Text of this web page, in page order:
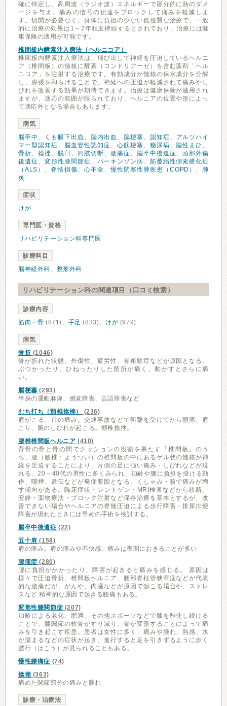
確に特定し、高周波（ラジオ波）エネルギーで部分的に熱のダメ
ージを与え、痛みの信号の伝達をブロックして痛みを軽減しま
す。切開が必要なく、身体に負担の少ない低侵襲な治療で、一般
的に治療の効果は1～2年程度持続するとされており、治療には健
康保険の適用が可能です。
椎間板内酵素注入療法（ヘルニコア）
椎間板内酵素注入療法は、飛び出して神経を圧迫しているヘルニ
ア（椎間板）の髄核に酵素（コンドリアーゼ）を含む薬剤「ヘル
ニコア」を注射する治療です。有効成分が髄核の保水成分を分解
し、膨張を和らげることで、神経への圧迫が軽減されて痛みやし
びれを改善する効果が期待できます。治療は健康保険が適用され
ますが、適応の範囲が限られており、ヘルニアの位置や形によっ
て適応外となる場合もあります。
病気
脳卒中 、 くも膜下出血 、 脳内出血 、 脳梗塞、 認知症、
アルツハイ
マー型認知症、 脳血管性認知症、 心筋梗塞、 糖尿病、 脳性まひ 、
骨折、 捻挫、 脱臼 、 四肢切断、 腰痛症、 脳卒中後遺症、頭部外傷
後遺症、 変形性膝関節症、 パーキンソン病、 筋萎縮性側索硬化症
（ALS） 、 脊髄損傷、 心不全、慢性閉塞性肺疾患（COPD） 、 肺
炎
症状
けが
専門医・資格
リハビリテーション科専門医
診療科目
脳神経外科、 整形外科
リハビリテーション科の関連項目（口コミ検索）
診療内容
筋肉・骨 (871)、 手足 (833)、 けが (979)
病気
骨折(1046)
骨が折れた状態。外傷性、疲労性、骨粗鬆症などが原因となる。
ぶつかったり、ひねったりした箇所が痛く、動かすとさらに痛
い。
脳梗塞 (293)
半身の運動麻痺、感覚障害、言語障害など
むち打ち（頸椎捻挫）
(236)
肩がこる、首の痛み。交通事故などで衝撃を受けてから頭痛、肩
こり、腕のしびれが起こる。頸椎捻挫。
腰椎椎間板ヘルニア (410)
背骨の骨と骨の間でクッションの役割を果たす「椎間板」のう
ち、腰（腰椎：ようつい）の椎間板の中にあるゲル状の髄核が神
経を圧迫することにより、片側の足に強い痛み・しびれなどが現
れる。20～40代の男性に多くみられ、加齢や腰に負担を掛ける動
作、喫煙、遺伝などが発症要因となる。くしゃみ・咳で痛みが増
す傾向がある。臨床症状・レントゲン・MRI検査などから診断。
安静・薬物療法・ブロック注射など保存治療を基本とするが、改
善できない場合やヘルニアの脊髄圧迫による歩行障害・排尿排便
障害が現れたときには早めの手術を検討する。
脳卒中後遺症 (22)
五十肩 (158)
肩の痛み。肩の痛みや不快感。痛みは夜間におきることが多い
腰痛症 (280)
腰に負担がかかったり、障害が起きると痛みを感じる。 原因は
様々で圧迫骨折、椎間板ヘルニア、腰部脊柱管狭窄症などが代表
的な腰痛だが、がんや、内臓などが原因で起こる場合や、ストレ
スなど 精神的な原因で起きる腰痛もある。
変形性膝関節症 (207)
加齢による老化、肥満、その他スポーツなどで膝を酷使し続ける
ことで、膝関節の軟骨がすり減り、骨が変形することによって痛
みを引き起こす疾患。患者は女性に多く、痛みや腫れ、熱感、水
が溜まるなどの症状が起き、進行すると足を引きずるように歩く
跛行（はこう）が見られることもある。
慢性腰痛症 (74)
捻挫 (363)
痛めた関節部分の痛みと腫れ
診療・治療法